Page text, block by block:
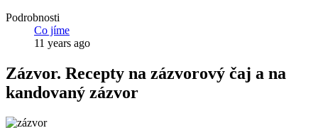
Podrobnosti
Co jíme
11 years ago
Zázvor. Recepty na zázvorový čaj a na
kandovaný zázvor